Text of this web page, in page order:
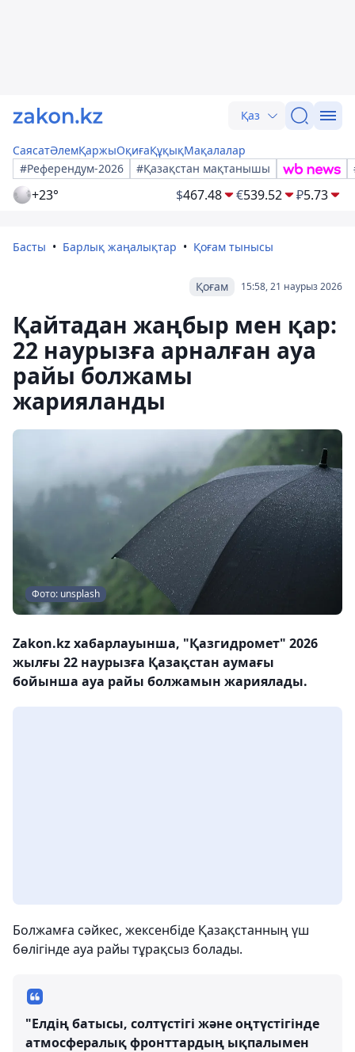
Қаз
СаясатӘлемҚаржыОқиғаҚұқықМақалалар
#Референдум-2026
#Қазақстан мақтанышы
+23° $467.48 €539.52 ₽5.73
Басты Барлық жаңалықтар Қоғам тынысы
15:58, 21 наурыз 2026
Қоғам
Қайтадан жаңбыр мен қар:
22 наурызға арналған ауа
райы болжамы
жарияланды
Фото: unsplash
Zakon.kz хабарлауынша, "Қазгидромет" 2026
жылғы 22 наурызға Қазақстан аумағы
бойынша ауа райы болжамын жариялады.
Болжамға сәйкес, жексенбіде Қазақстанның үш
бөлігінде ауа райы тұрақсыз болады.
"Елдің батысы, солтүстігі және оңтүстігінде
атмосфералық фронттардың ықпалымен